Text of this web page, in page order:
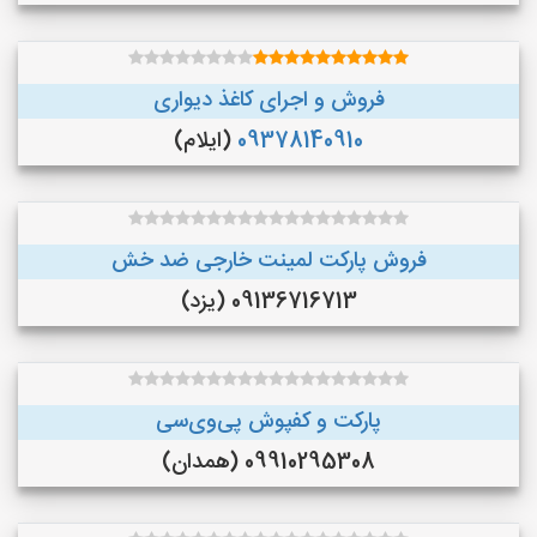
فروش و اجرای کاغذ دیواری
09378140910 (ایلام)
فروش پارکت لمینت خارجی ضد خش
09136716713 (یزد)
پارکت و کفپوش پی‌وی‌سی
09910295308 (همدان)